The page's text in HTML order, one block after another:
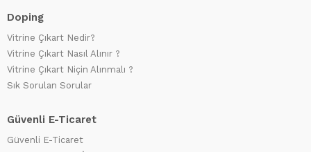
Doping
Vitrine Çıkart Nedir?
Vitrine Çıkart Nasıl Alınır ?
Vitrine Çıkart Niçin Alınmalı ?
Sık Sorulan Sorular
Güvenli E-Ticaret
Güvenli E-Ticaret